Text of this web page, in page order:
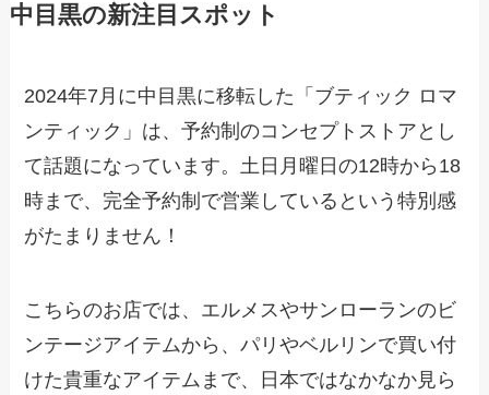
中目黒の新注目スポット
2024年7月に中目黒に移転した「ブティック ロマ
ンティック」は、予約制のコンセプトストアとし
て話題になっています。土日月曜日の12時から18
時まで、完全予約制で営業しているという特別感
がたまりません！
こちらのお店では、エルメスやサンローランのビ
ンテージアイテムから、パリやベルリンで買い付
けた貴重なアイテムまで、日本ではなかなか見ら